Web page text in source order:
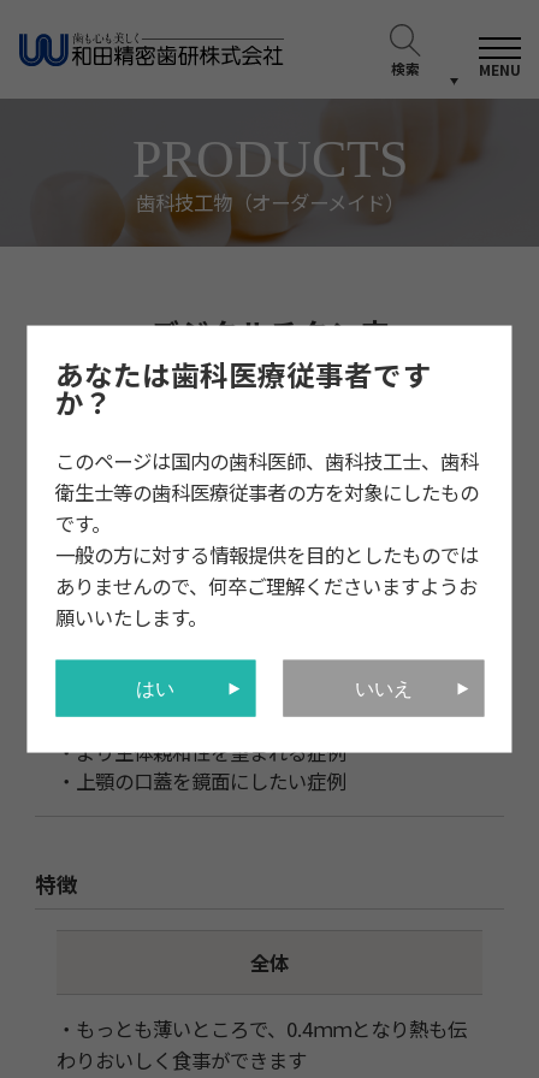
検索 MENU
あなたは歯科医療従事者です
か？
このページは国内の歯科医師、歯科技工士、歯科
衛生士等の歯科医療従事者の方を対象にしたもの
です。
一般の方に対する情報提供を目的としたものでは
ありませんので、何卒ご理解くださいますようお
願いいたします。
はい いいえ
PRODUCTS
歯科技工物（オーダーメイド）
デジタルチタン床
内容
・保険の義歯より快適性を向上させたい症例
・より生体親和性を望まれる症例
・上顎の口蓋を鏡面にしたい症例
特徴
全体
・もっとも薄いところで、0.4ｍｍとなり熱も伝
わりおいしく食事ができます